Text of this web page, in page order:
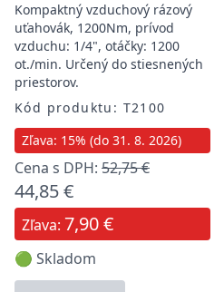
Kompaktný vzduchový rázový
uťahovák, 1200Nm, prívod
vzduchu: 1/4", otáčky: 1200
ot./min. Určený do stiesnených
priestorov.
Kód produktu: T2100
Zľava: 15% (do 31. 8. 2026)
Cena s DPH: 52,75 €
44,85 €
Zľava: 7,90 €
🟢 Skladom